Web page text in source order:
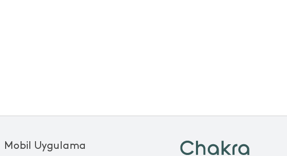
Mobil Uygulama